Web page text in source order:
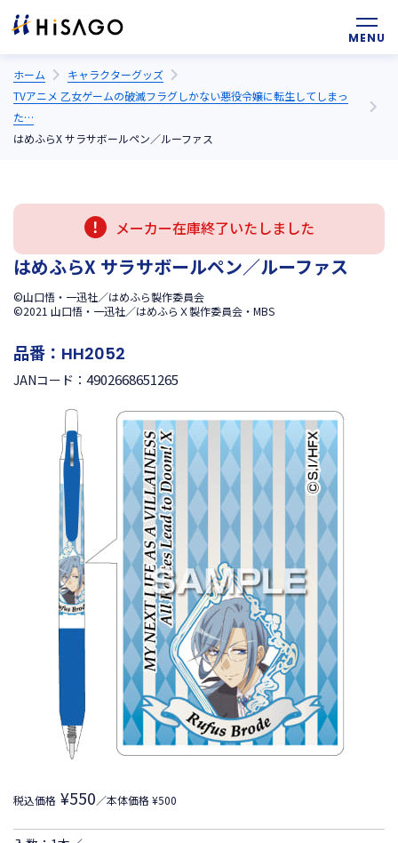
ホーム
キャラクターグッズ
TVアニメ 乙女ゲームの破滅フラグしかない悪役令嬢に転生してしまっ
た…
はめふらX サラサボールペン／ルーファス
メーカー在庫終了いたしました
はめふらX サラサボールペン／ルーファス
©山口悟・一迅社／はめふら製作委員会
©2021 山口悟・一迅社／はめふらＸ製作委員会・MBS
品番： HH2052
JANコード： 4902668651265
税込価格 ¥550／本体価格 ¥500